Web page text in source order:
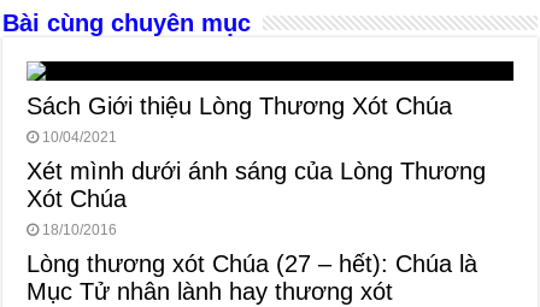
o
k
er p
Bài cùng chuyên mục
Sách Giới thiệu Lòng Thương Xót Chúa
10/04/2021
Xét mình dưới ánh sáng của Lòng Thương
Xót Chúa
18/10/2016
Lòng thương xót Chúa (27 – hết): Chúa là
Mục Tử nhân lành hay thương xót